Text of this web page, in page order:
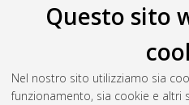
Questo sito
Nel nostro sito utilizziamo sia
funzionamento, sia cookie e altri
Salva citazione
Il full-text non è disponibile per